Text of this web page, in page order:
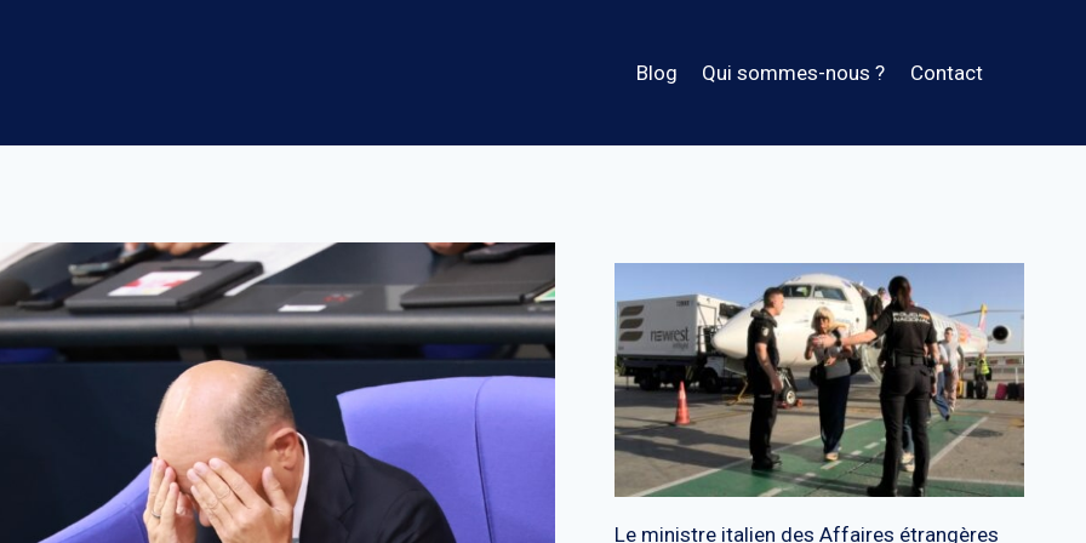
Blog Qui sommes-nous ? Contact
Le ministre italien des Affaires étrangères